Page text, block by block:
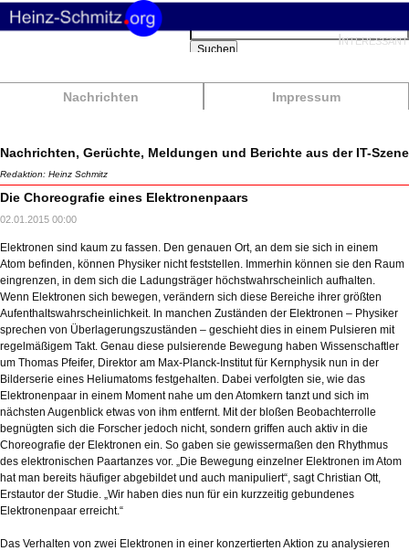
Nachrichten Impressum
Suchbegriffe
Suchen
Nachrichten, Gerüchte, Meldungen und Berichte aus der IT-Szene
Redaktion: Heinz Schmitz
Die Choreografie eines Elektronenpaars
02.01.2015 00:00
Elektronen sind kaum zu fassen. Den genauen Ort, an dem sie sich in einem
Atom befinden, können Physiker nicht feststellen. Immerhin können sie den Raum
eingrenzen, in dem sich die Ladungsträger höchstwahrscheinlich aufhalten.
Wenn Elektronen sich bewegen, verändern sich diese Bereiche ihrer größten
Aufenthaltswahrscheinlichkeit. In manchen Zuständen der Elektronen – Physiker
sprechen von Überlagerungszuständen – geschieht dies in einem Pulsieren mit
regelmäßigem Takt. Genau diese pulsierende Bewegung haben Wissenschaftler
um Thomas Pfeifer, Direktor am Max-Planck-Institut für Kernphysik nun in der
Bilderserie eines Heliumatoms festgehalten. Dabei verfolgten sie, wie das
Elektronenpaar in einem Moment nahe um den Atomkern tanzt und sich im
nächsten Augenblick etwas von ihm entfernt. Mit der bloßen Beobachterrolle
begnügten sich die Forscher jedoch nicht, sondern griffen auch aktiv in die
Choreografie der Elektronen ein. So gaben sie gewissermaßen den Rhythmus
des elektronischen Paartanzes vor. „Die Bewegung einzelner Elektronen im Atom
hat man bereits häufiger abgebildet und auch manipuliert“, sagt Christian Ott,
Erstautor der Studie. „Wir haben dies nun für ein kurzzeitig gebundenes
Elektronenpaar erreicht.“
Das Verhalten von zwei Elektronen in einer konzertierten Aktion zu analysieren